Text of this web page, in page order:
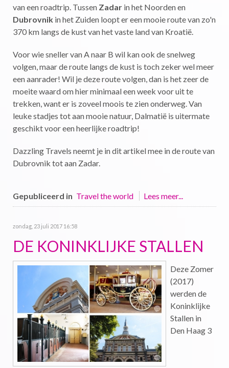
van een roadtrip. Tussen Zadar in het Noorden en
Dubrovnik in het Zuiden loopt er een mooie route van zo'n
370 km langs de kust van het vaste land van Kroatië.
Voor wie sneller van A naar B wil kan ook de snelweg
volgen, maar de route langs de kust is toch zeker wel meer
een aanrader! Wil je deze route volgen, dan is het zeer de
moeite waard om hier minimaal een week voor uit te
trekken, want er is zoveel moois te zien onderweg. Van
leuke stadjes tot aan mooie natuur, Dalmatië is uitermate
geschikt voor een heerlijke roadtrip!
Dazzling Travels neemt je in dit artikel mee in de route van
Dubrovnik tot aan Zadar.
Gepubliceerd in Travel the world Lees meer...
zondag, 23 juli 2017 16:58
DE KONINKLIJKE STALLEN
Deze Zomer
(2017)
werden de
Koninklijke
Stallen in
Den Haag 3